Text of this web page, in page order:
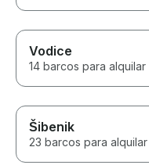
Vodice
14 barcos para alquilar
Šibenik
23 barcos para alquilar